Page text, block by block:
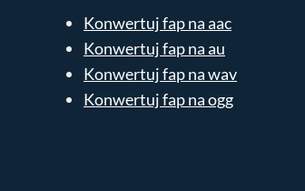
Konwertuj fap na aac
Konwertuj fap na au
Konwertuj fap na wav
Konwertuj fap na ogg